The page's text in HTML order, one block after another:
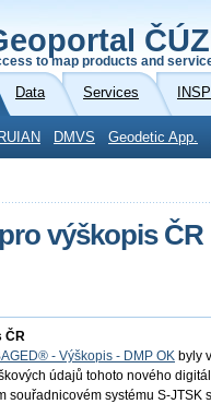
to map products and
Data Services
RUIAN DMVS Geodetic App.
výškopis ČR
ČR
- Výškopis - DMP OK byly
údajů tohoto nového
souřadnicovém systému S-